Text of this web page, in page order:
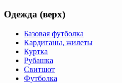
Одежда (верх)
Базовая футболка
Кардиганы, жилеты
Куртка
Рубашка
Свитшот
Футболка